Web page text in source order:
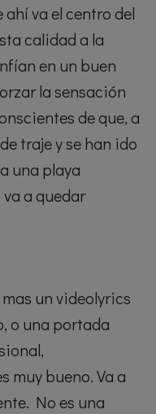
va el centro del
calidad a la
en un buen
la sensación
de que, a
traje y se han ido
una playa
a quedar
un videolyrics
o una portada
muy bueno. Va a
No es una